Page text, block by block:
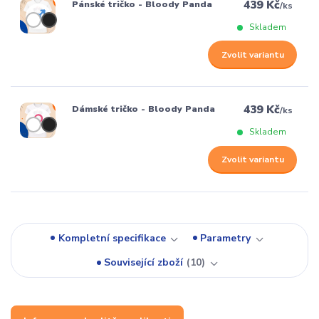
Pánské tričko - Bloody Panda 439 Kč/ks
Skladem
Zvolit variantu
Dámské tričko - Bloody Panda 439 Kč/ks
Skladem
Zvolit variantu
Kompletní specifikace
Parametry
Související zboží
10